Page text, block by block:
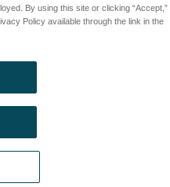
By using this site or clicking “Accept,”
Policy available through the link in the